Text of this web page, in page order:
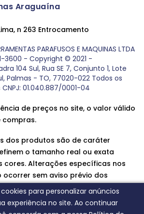
para personalizar anúncios
experiência no site. Ao continuar
Araguaína
n 263 Entrocamento
PARAFUSOS E MAQUINAS LTDA
3600 - Copyright © 2021 -
104 Sul, Rua SE 7, Conjunto 1, Lote
Palmas - TO, 77020-022 Todos os
01.040.887/0001-04
de preços no site, o valor válido
compras.
dos produtos são de caráter
o tamanho real ou exata
cores. Alterações específicas nos
sem aviso prévio dos
dúvida sobre nossos produtos